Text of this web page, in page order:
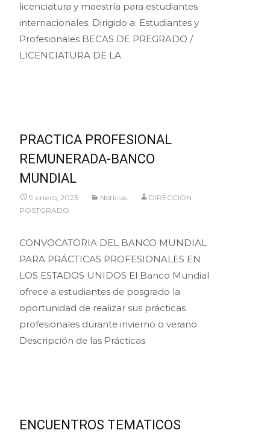
licenciatura y maestría para estudiantes
internacionales. Dirigido a: Estudiantes y
Profesionales BECAS DE PREGRADO /
LICENCIATURA DE LA
PRACTICA PROFESIONAL
REMUNERADA-BANCO
MUNDIAL
9 enero, 2023 Noticias
DIRECCION
POSTGRADO
CONVOCATORIA DEL BANCO MUNDIAL
PARA PRÁCTICAS PROFESIONALES EN
LOS ESTADOS UNIDOS El Banco Mundial
ofrece a estudiantes de posgrado la
oportunidad de realizar sus prácticas
profesionales durante invierno o verano.
Descripción de las Prácticas
ENCUENTROS TEMATICOS